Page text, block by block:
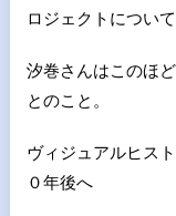
ロジェクトについて
汐巻さんはこのほ
とのこと。
ヴィジュアルヒス
０年後へ